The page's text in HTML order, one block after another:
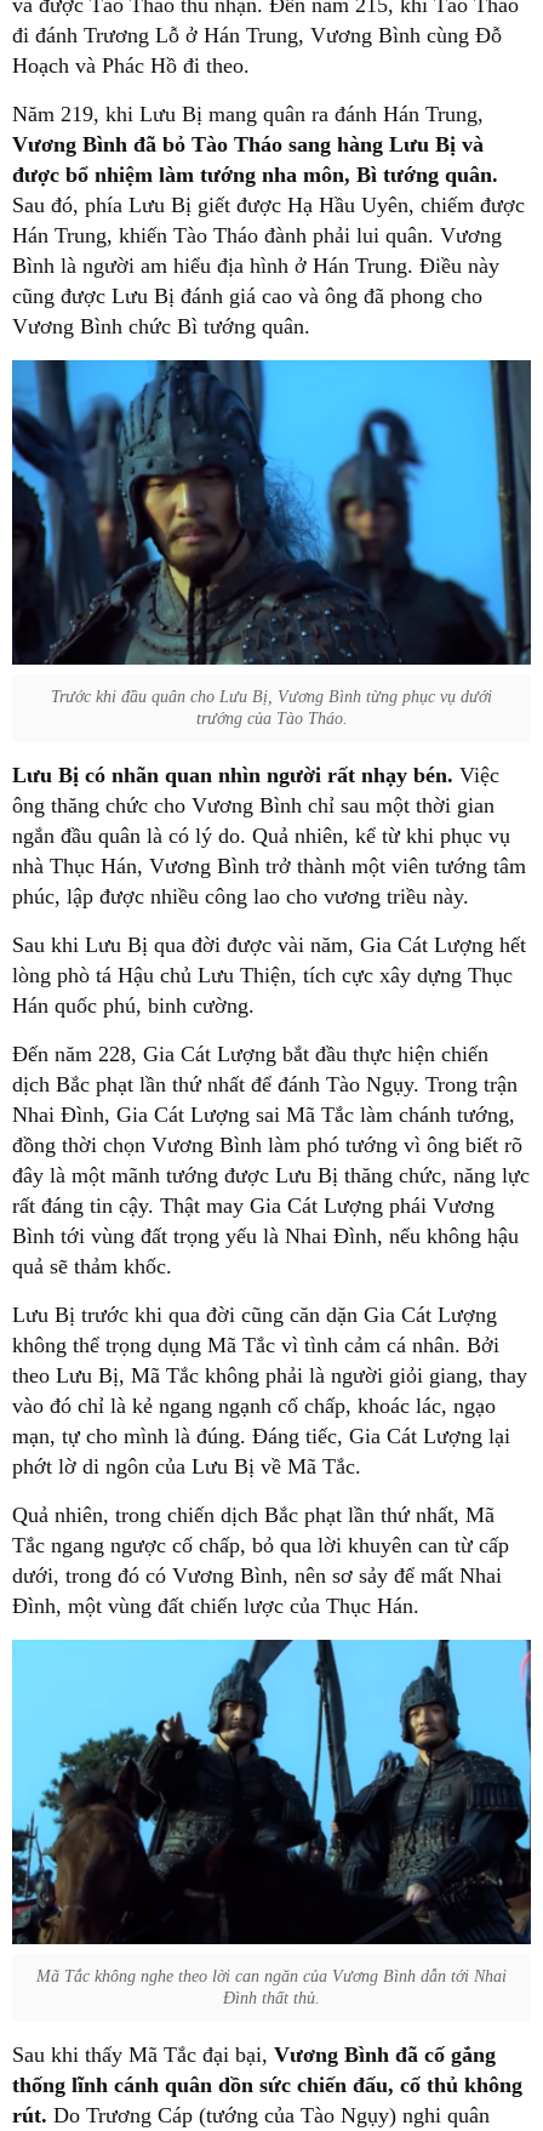
và được Tào Tháo thu nhận. Đến năm 215, khi Tào Tháo
đi đánh Trương Lỗ ở Hán Trung, Vương Bình cùng Đỗ
Hoạch và Phác Hồ đi theo.
Năm 219, khi Lưu Bị mang quân ra đánh Hán Trung,
Vương Bình đã bỏ Tào Tháo sang hàng Lưu Bị và
được bổ nhiệm làm tướng nha môn, Bì tướng quân.
Sau đó, phía Lưu Bị giết được Hạ Hầu Uyên, chiếm được
Hán Trung, khiến Tào Tháo đành phải lui quân. Vương
Bình là người am hiểu địa hình ở Hán Trung. Điều này
cũng được Lưu Bị đánh giá cao và ông đã phong cho
Vương Bình chức Bì tướng quân.
Trước khi đầu quân cho Lưu Bị, Vương Bình từng phục vụ dưới
trướng của Tào Tháo.
Lưu Bị có nhãn quan nhìn người rất nhạy bén. Việc
ông thăng chức cho Vương Bình chỉ sau một thời gian
ngắn đầu quân là có lý do. Quả nhiên, kể từ khi phục vụ
nhà Thục Hán, Vương Bình trở thành một viên tướng tâm
phúc, lập được nhiều công lao cho vương triều này.
Sau khi Lưu Bị qua đời được vài năm, Gia Cát Lượng hết
lòng phò tá Hậu chủ Lưu Thiện, tích cực xây dựng Thục
Hán quốc phú, binh cường.
Đến năm 228, Gia Cát Lượng bắt đầu thực hiện chiến
dịch Bắc phạt lần thứ nhất để đánh Tào Ngụy. Trong trận
Nhai Đình, Gia Cát Lượng sai Mã Tắc làm chánh tướng,
đồng thời chọn Vương Bình làm phó tướng vì ông biết rõ
đây là một mãnh tướng được Lưu Bị thăng chức, năng lực
rất đáng tin cậy. Thật may Gia Cát Lượng phái Vương
Bình tới vùng đất trọng yếu là Nhai Đình, nếu không hậu
quả sẽ thảm khốc.
Lưu Bị trước khi qua đời cũng căn dặn Gia Cát Lượng
không thể trọng dụng Mã Tắc vì tình cảm cá nhân. Bởi
theo Lưu Bị, Mã Tắc không phải là người giỏi giang, thay
vào đó chỉ là kẻ ngang ngạnh cố chấp, khoác lác, ngạo
mạn, tự cho mình là đúng. Đáng tiếc, Gia Cát Lượng lại
phớt lờ di ngôn của Lưu Bị về Mã Tắc.
Quả nhiên, trong chiến dịch Bắc phạt lần thứ nhất, Mã
Tắc ngang ngược cố chấp, bỏ qua lời khuyên can từ cấp
dưới, trong đó có Vương Bình, nên sơ sảy để mất Nhai
Đình, một vùng đất chiến lược của Thục Hán.
Mã Tắc không nghe theo lời can ngăn của Vương Bình dẫn tới Nhai
Đình thất thủ.
Sau khi thấy Mã Tắc đại bại, Vương Bình đã cố gắng
thống lĩnh cánh quân dồn sức chiến đấu, cố thủ không
rút. Do Trương Cáp (tướng của Tào Ngụy) nghi quân